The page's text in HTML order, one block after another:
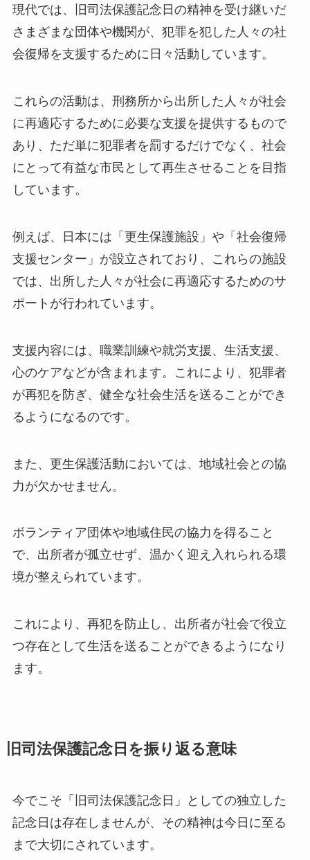
現代では、旧司法保護記念日の精神を受け継いだ
さまざまな団体や機関が、犯罪を犯した人々の社
会復帰を支援するために日々活動しています。
これらの活動は、刑務所から出所した人々が社会
に再適応するために必要な支援を提供するもので
あり、ただ単に犯罪者を罰するだけでなく、社会
にとって有益な市民として再生させることを目指
しています。
例えば、日本には「更生保護施設」や「社会復帰
支援センター」が設立されており、これらの施設
では、出所した人々が社会に再適応するためのサ
ポートが行われています。
支援内容には、職業訓練や就労支援、生活支援、
心のケアなどが含まれます。これにより、犯罪者
が再犯を防ぎ、健全な社会生活を送ることができ
るようになるのです。
また、更生保護活動においては、地域社会との協
力が欠かせません。
ボランティア団体や地域住民の協力を得ること
で、出所者が孤立せず、温かく迎え入れられる環
境が整えられています。
これにより、再犯を防止し、出所者が社会で役立
つ存在として生活を送ることができるようになり
ます。
旧司法保護記念日を振り返る意味
今でこそ「旧司法保護記念日」としての独立した
記念日は存在しませんが、その精神は今日に至る
まで大切にされています。